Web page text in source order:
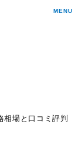
MENU
相場と口コミ評判